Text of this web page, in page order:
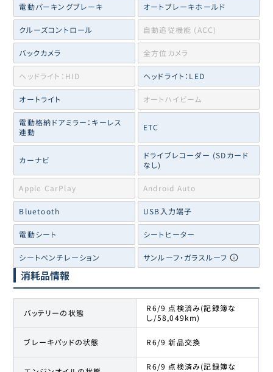
電動パーキングブレーキ オートブレーキホールド
クルーズコントロール 自動追従機能 (ACC)
バックカメラ 全方位カメラ
ヘッドライト：HID ヘッドライト：LED
オートライト オートハイビーム
電動格納ドアミラー：キーレス
連動
ETC
カーナビ
ドライブレコーダー (SDカード
なし)
Apple CarPlay Android Auto
Bluetooth USB入力端子
電動シート シートヒーター
シートベンチレーション サンルーフ・ガラスルーフ
消耗品情報
バッテリーの状態
R6/9 点検済み(記録簿な
し/58,049km)
ブレーキパッドの状態 R6/9 新品交換
R6/9 点検済み(記録簿な